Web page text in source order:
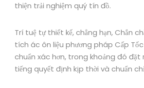
thiện trải nghiệm quý tín đồ.
Trí tuệ tự thiết kế, chẳng hạn, Chắn
tích ác ôn liệu phương pháp Cấp
chuẩn xác hơn, trong khoảng đó đặt
tiếng quyết định kịp thời và chuẩn